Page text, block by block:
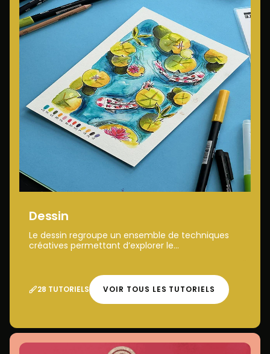
Dessin
Le dessin regroupe un ensemble de techniques
créatives permettant d’explorer le...
28 TUTORIELS VOIR TOUS LES TUTORIELS